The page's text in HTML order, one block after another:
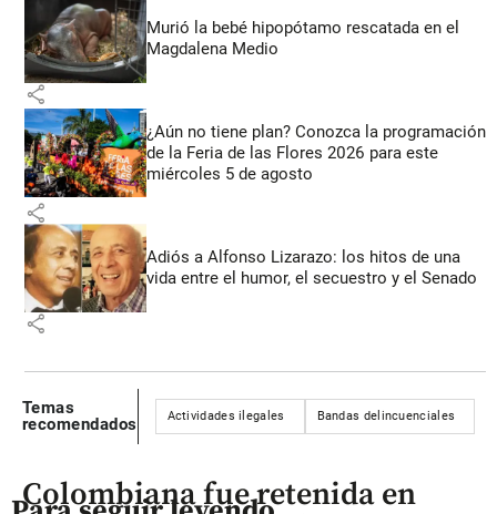
Murió la bebé hipopótamo rescatada en el
Magdalena Medio
share
¿Aún no tiene plan? Conozca la programación
de la Feria de las Flores 2026 para este
miércoles 5 de agosto
share
Adiós a Alfonso Lizarazo: los hitos de una
vida entre el humor, el secuestro y el Senado
share
Temas
recomendados
Actividades ilegales Bandas delincuenciales
Colombiana fue retenida en